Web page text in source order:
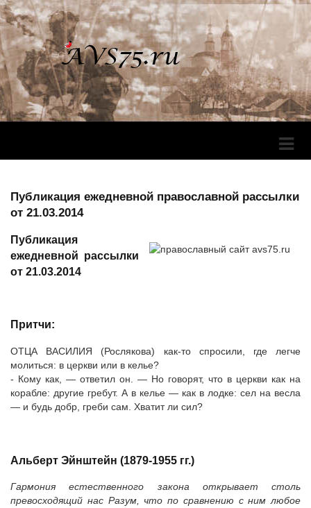
Публикация ежедневной православной рассылки
от 21.03.2014
Публикация
ежедневной рассылки
от 21.03.2014
Притчи:
ОТЦА ВАСИЛИЯ (Рослякова) как-то спросили, где легче
молиться: в церкви или в келье?
- Кому как, — ответил он. — Но говорят, что в церкви как на
корабле: другие гребут. А в келье — как в лодке: сел на весла
— и будь добр, греби сам. Хватит ли сил?
Альберт Эйнштейн (1879-1955 гг.)
Гармония естественного закона открывает столь
превосходящий нас Разум, что по сравнению с ним любое